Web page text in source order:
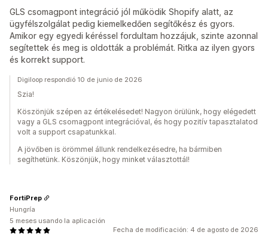
GLS csomagpont integráció jól működik Shopify alatt, az
ügyfélszolgálat pedig kiemelkedően segítőkész és gyors.
Amikor egy egyedi kéréssel fordultam hozzájuk, szinte azonnal
segítettek és meg is oldották a problémát. Ritka az ilyen gyors
és korrekt support.
Digiloop respondió 10 de junio de 2026
Szia!
Köszönjük szépen az értékelésedet! Nagyon örülünk, hogy elégedett
vagy a GLS csomagpont integrációval, és hogy pozitív tapasztalatod
volt a support csapatunkkal.
A jövőben is örömmel állunk rendelkezésedre, ha bármiben
segíthetünk. Köszönjük, hogy minket választottál!
Fecha de modificación: 4 de agosto de 2026
FortiPrep
Hungría
5 meses usando la aplicación